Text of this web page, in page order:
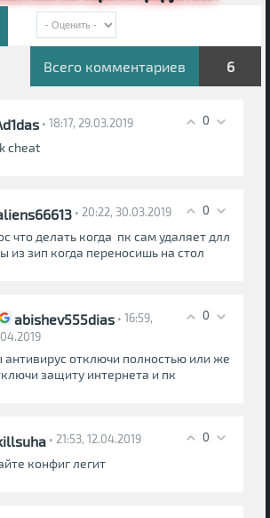
Всего комментариев 6
0
• 18:17, 29.03.2019
cheat
0
• 20:22, 30.03.2019
что делать когда пк сам удаляет длл
из зип когда переносишь на стол
0
abishev555dias • 16:59,
антивирус отключи полностью или же
защиту интернета и пк
0
• 21:53, 12.04.2019
конфиг легит